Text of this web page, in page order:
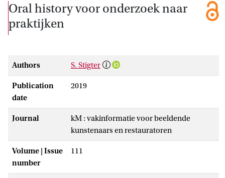
Oral history voor onderzoek naar
praktijken
Authors S. Stigter
Publication
date
2019
Journal
kM : vakinformatie voor beeldende
kunstenaars en restauratoren
Volume | Issue
number
111